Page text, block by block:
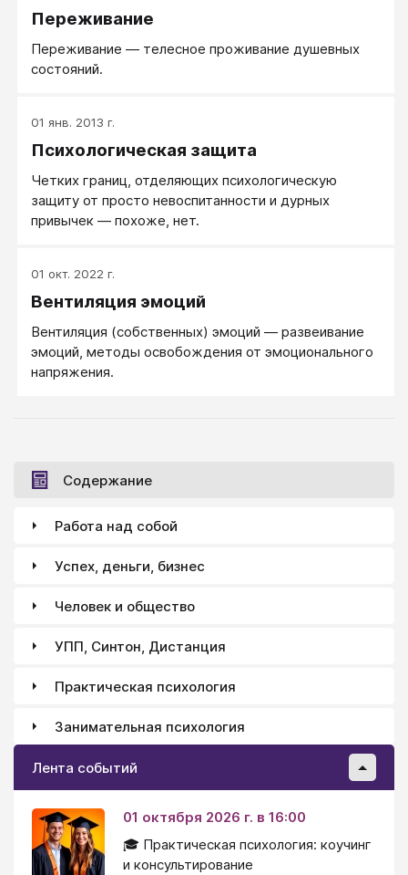
Переживание
Переживание — телесное проживание душевных
состояний.
01 янв. 2013 г.
Психологическая защита
Четких границ, отделяющих психологическую
защиту от просто невоспитанности и дурных
привычек — похоже, нет.
01 окт. 2022 г.
Вентиляция эмоций
Вентиляция (собственных) эмоций — развеивание
эмоций, методы освобождения от эмоционального
напряжения.
Содержание
Работа над собой
Успех, деньги, бизнес
Человек и общество
УПП, Синтон, Дистанция
Практическая психология
Занимательная психология
Лента событий
01 октября 2026 г. в 16:00
🎓 Практическая психология: коучинг
и консультирование